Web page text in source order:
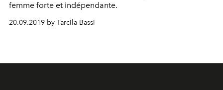
femme forte et indépendante.
20.09.2019 by Tarcila Bassi